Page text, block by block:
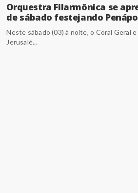
Orquestra Filarmônica se
de sábado festejando
Neste sábado (03) à noite, o Coral Geral
Jerusalé...